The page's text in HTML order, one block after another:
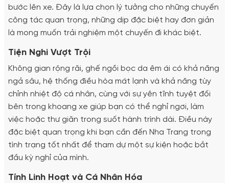
bước lên xe. Đây là lựa chọn lý tưởng cho những chuyến
công tác quan trọng, những dịp đặc biệt hay đơn giản
là mong muốn trải nghiệm một chuyến đi khác biệt.
Tiện Nghi Vượt Trội
Không gian rộng rãi, ghế ngồi bọc da êm ái có khả năng
ngả sâu, hệ thống điều hòa mát lạnh và khả năng tùy
chỉnh nhiệt độ cá nhân, cùng với sự yên tĩnh tuyệt đối
bên trong khoang xe giúp bạn có thể nghỉ ngơi, làm
việc hoặc thư giãn trong suốt hành trình dài. Điều này
đặc biệt quan trọng khi bạn cần đến Nha Trang trong
tình trạng tốt nhất để tham dự một sự kiện hoặc bắt
đầu kỳ nghỉ của mình.
Tính Linh Hoạt và Cá Nhân Hóa